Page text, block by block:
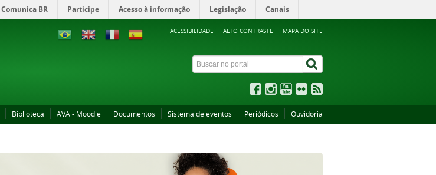
Comunica BR Participe Acesso à informação Legislação Canais
ACESSIBILIDADE ALTO CONTRASTE MAPA DO SITE
Biblioteca AVA - Moodle Documentos Sistema de eventos Periódicos Ouvidoria